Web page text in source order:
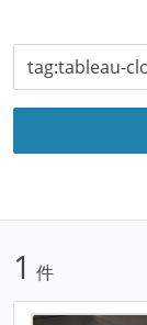
1 件